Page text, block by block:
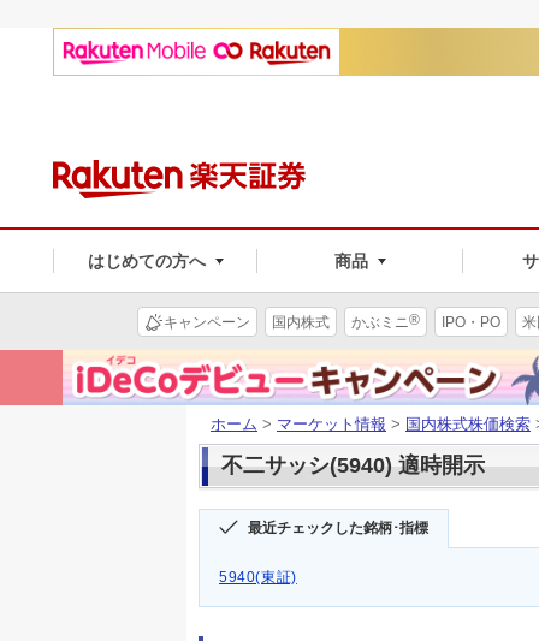
はじめての方へ 商品
キャンペーン 国内株式 かぶミニ® IPO・PO
ホーム > マーケット情報 > 国内株式株価検索
不二サッシ(5940) 適時開示
最近チェックした銘柄･指標
5940(東証)